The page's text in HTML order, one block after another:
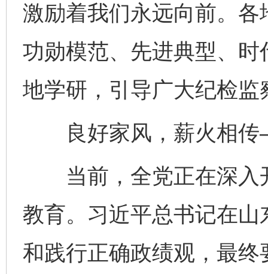
激励着我们永远向前。
功勋模范、先进典型、
地学研，引导广大纪检
良好家风，薪火相
当前，全党正在深入
教育。习近平总书记在山
和践行正确政绩观，最